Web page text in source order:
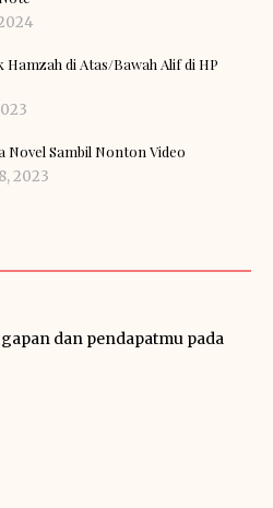
di Atas/Bawah Alif di HP
Novel Sambil Nonton Video
2023
dan pendapatmu pada